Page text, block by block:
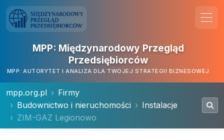
MPP: Międzynarodowy Przegląd
Przedsiębiorców
MPP: AUTORYTET I ANALIZA DLA TWOJEJ STRATEGII BIZNESOWEJ
mpp.org.pl
Firmy
Budownictwo i nieruchomości
Instalacje
ZIM-GAZ Legionowo